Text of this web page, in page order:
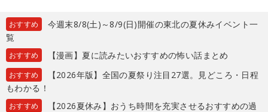
おすすめ
今週末8/8(土)～8/9(日)開催の東北の夏休みイベント一
覧
おすすめ 【漫画】夏に読みたいおすすめの怖い話まとめ
おすすめ
【2026年版】全国の夏祭り注目27選。見どころ・日程
もわかる！
おすすめ
【2026夏休み】おうち時間を充実させるおすすめの過